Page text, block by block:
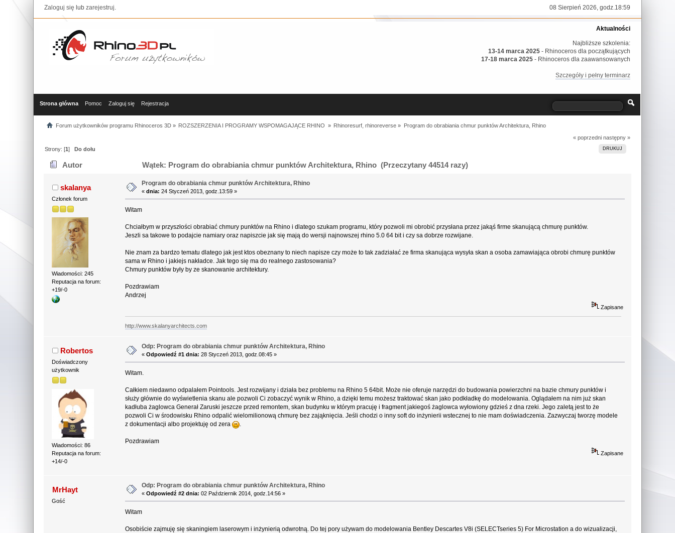
Zaloguj się lubzarejestruj. 08 Sierpień 2026, godz.18:59
Aktualności
Najbliższe szkolenia:
13-14 marca 2025 - Rhinoceros dla początkujących
17-18 marca 2025 - Rhinoceros dla zaawansowanych
Szczegóły i pełny terminarz
Strona główna Pomoc Zaloguj się Rejestracja
Forum użytkowników programu Rhinoceros 3D» ROZSZERZENIA I PROGRAMY WSPOMAGAJĄCE RHINO » Rhinoresurf, rhinoreverse » Program do obrabiania chmur punktów Architektura, Rhino
« poprzedni następny »
DRUKUJ
Strony: [1]Do dołu
Autor Wątek: Program do obrabiania chmur punktów Architektura, Rhino (Przeczytany 44514 razy)
skalanya
Członek forum
Wiadomości: 245
Reputacja na forum:
+19/-0
Program do obrabiania chmur punktów Architektura, Rhino
« dnia: 24 Styczeń 2013, godz.13:59 »
Witam
Chciałbym w przyszłości obrabiać chmury punktów na Rhino i dlatego szukam programu, który pozwoli mi obrobić przysłana przez jakąś firme skanującą chmurę punktów.
Jeszli sa takowe to podajcie namiary oraz napiszcie jak się mają do wersji najnowszej rhino 5.0 64 bit i czy sa dobrze rozwijane.
Nie znam za bardzo tematu dlatego jak jest ktos obeznany to niech napisze czy może to tak zadziałać ze firma skanująca wysyła skan a osoba zamawiająca obrobi chmurę punktów
sama w Rhino i jakiejs nakładce. Jak tego się ma do realnego zastosowania?
Chmury punktów były by ze skanowanie architektury.
Pozdrawiam
Andrzej
Zapisane
http://www.skalanyarchitects.com
Robertos
Doświadczony
użytkownik
Wiadomości: 86
Reputacja na forum:
+14/-0
Odp: Program do obrabiania chmur punktów Architektura, Rhino
« Odpowiedź #1 dnia: 28 Styczeń 2013, godz.08:45 »
Witam.
Całkiem niedawno odpalałem Pointools. Jest rozwijany i działa bez problemu na Rhino 5 64bit. Może nie oferuje narzędzi do budowania powierzchni na bazie chmury punktów i
służy głównie do wyświetlenia skanu ale pozwoli Ci zobaczyć wynik w Rhino, a dzięki temu możesz traktować skan jako podkładkę do modelowania. Oglądałem na nim już skan
kadłuba żaglowca Generał Zaruski jeszcze przed remontem, skan budynku w którym pracuję i fragment jakiegoś żaglowca wyłowiony gdzieś z dna rzeki. Jego zaletą jest to że
pozwoli Ci w środowisku Rhino odpalić wielomilionową chmurę bez zająknięcia. Jeśli chodzi o inny soft do inżynierii wstecznej to nie mam doświadczenia. Zazwyczaj tworzę modele
z dokumentacji albo projektuję od zera
.
Pozdrawiam
Zapisane
MrHayt
Gość
Odp: Program do obrabiania chmur punktów Architektura, Rhino
« Odpowiedź #2 dnia: 02 Październik 2014, godz.14:56 »
Witam
Osobiście zajmuję się skaningiem laserowym i inżynierią odwrotną. Do tej pory używam do modelowania Bentley Descartes V8i (SELECTseries 5) For Microstation a do wizualizacji,